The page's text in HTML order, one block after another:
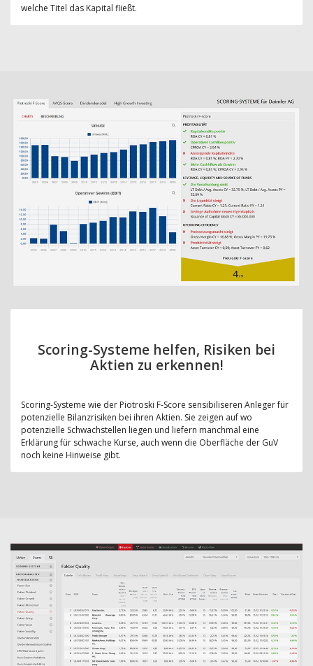
welche Titel das Kapital fließt.
Scoring-Systeme helfen, Risiken bei
Aktien zu erkennen!
Scoring-Systeme wie der Piotroski F-Score sensibiliseren Anleger für
potenzielle Bilanzrisiken bei ihren Aktien. Sie zeigen auf wo
potenzielle Schwachstellen liegen und liefern manchmal eine
Erklärung für schwache Kurse, auch wenn die Oberfläche der GuV
noch keine Hinweise gibt.